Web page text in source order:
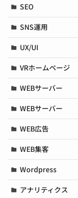
SEO
SNS運用
UX/UI
VRホームページ
WEBサーバー
WEBサーバー
WEB広告
WEB集客
Wordpress
アナリティクス